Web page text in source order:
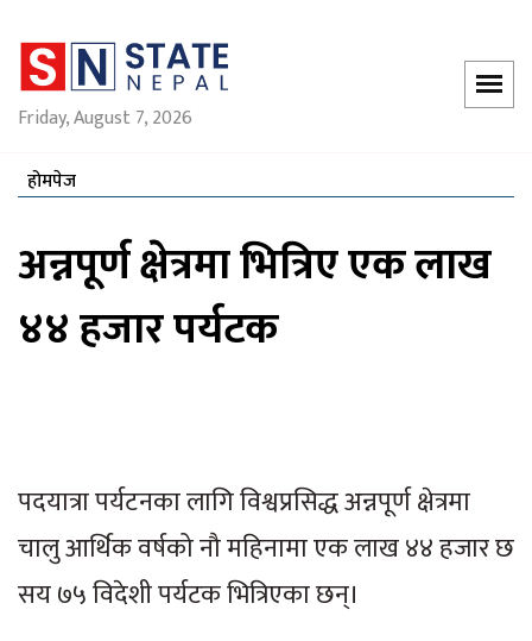
Friday, August 7, 2026
होमपेज
अन्नपूर्ण क्षेत्रमा भित्रिए एक लाख
४४ हजार पर्यटक
पदयात्रा पर्यटनका लागि विश्वप्रसिद्ध अन्नपूर्ण क्षेत्रमा
चालु आर्थिक वर्षको नौ महिनामा एक लाख ४४ हजार छ
सय ७५ विदेशी पर्यटक भित्रिएका छन्।